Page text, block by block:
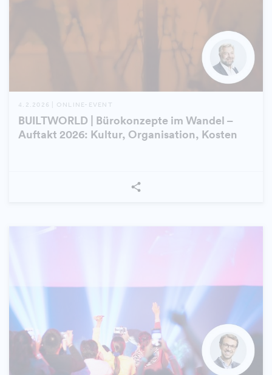
4.2.2026 | ONLINE-EVENT
BUILTWORLD | Bürokonzepte im Wandel –
Auftakt 2026: Kultur, Organisation, Kosten